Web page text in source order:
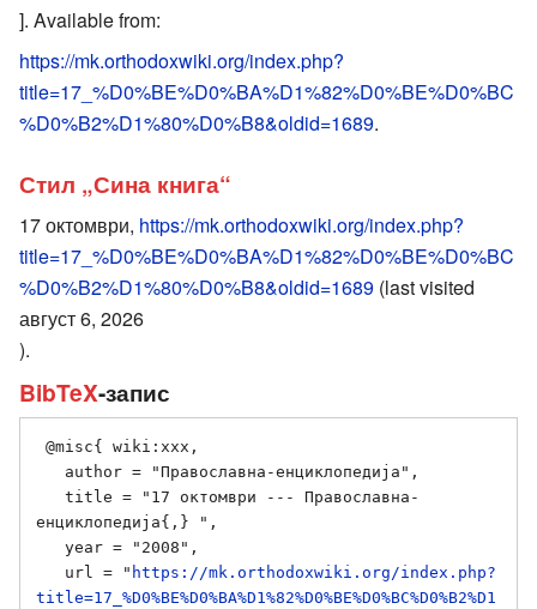
]. Available from:
https://mk.orthodoxwiki.org/index.php?
title=17_%D0%BE%D0%BA%D1%82%D0%BE%D0%BC
%D0%B2%D1%80%D0%B8&oldid=1689.
Стил „Сина книга“
17 октомври, https://mk.orthodoxwiki.org/index.php?
title=17_%D0%BE%D0%BA%D1%82%D0%BE%D0%BC
%D0%B2%D1%80%D0%B8&oldid=1689 (last visited
август 6, 2026
).
BibTeX-запис
енциклопедија{,} ",
   url = "
https://mk.orthodoxwiki.org/index.php?
title=17_%D0%BE%D0%BA%D1%82%D0%BE%D0%BC%D0%B2%D1